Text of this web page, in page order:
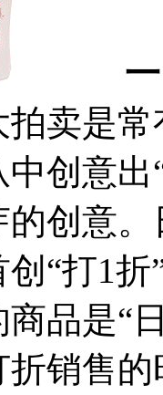
一
是常
创意
创意
“打1
品是“
销售